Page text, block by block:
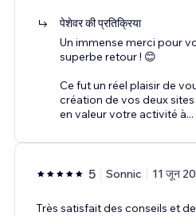
पेशेवर की प्रतिक्रिया
Un immense merci pour
superbe retour ! 😊
Ce fut un réel plaisir de
création de vos deux
en valeur votre activité à...
5 Sonnic 11 जून
Très satisfait des conseils et